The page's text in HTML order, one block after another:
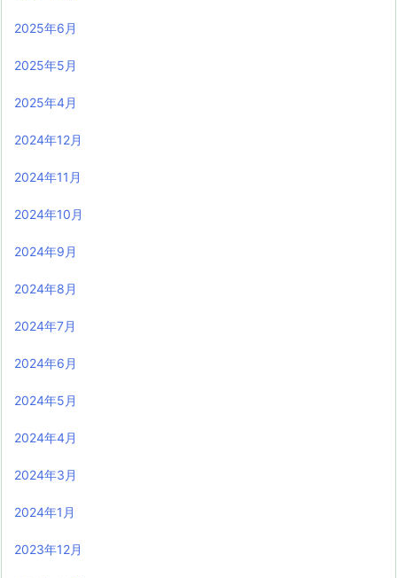
2025年6月
2025年5月
2025年4月
2024年12月
2024年11月
2024年10月
2024年9月
2024年8月
2024年7月
2024年6月
2024年5月
2024年4月
2024年3月
2024年1月
2023年12月